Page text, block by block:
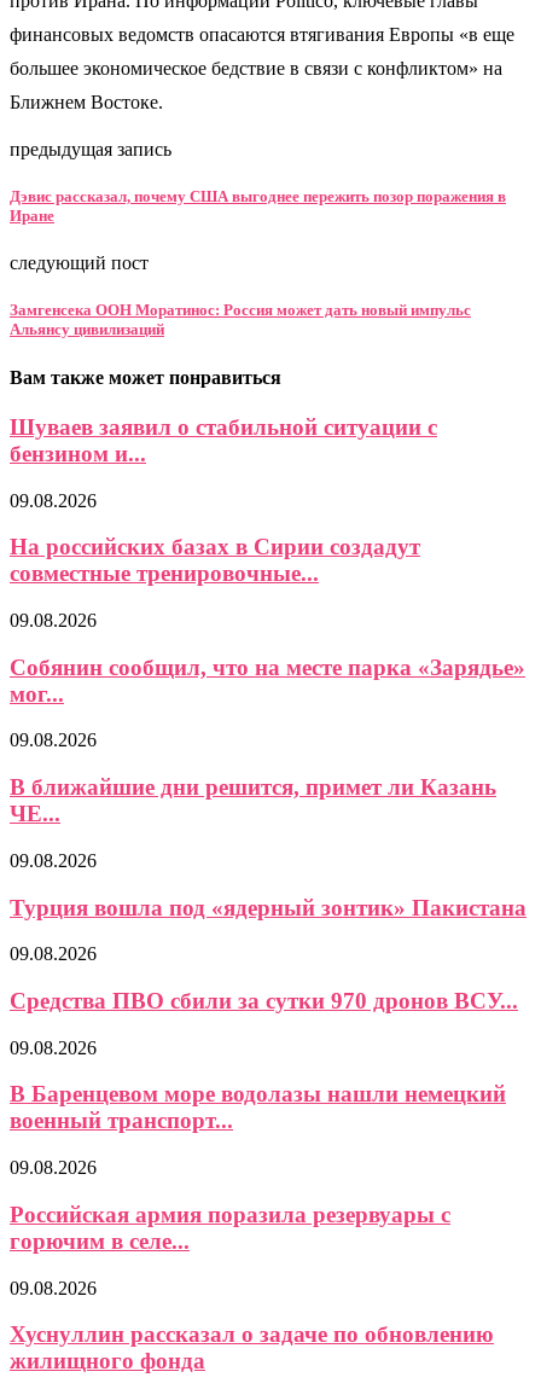
финансовых ведомств опасаются втягивания Европы «в еще
большее экономическое бедствие в связи с конфликтом» на
Ближнем Востоке.
предыдущая запись
Дэвис рассказал, почему США выгоднее пережить позор поражения в
Иране
следующий пост
Замгенсека ООН Моратинос: Россия может дать новый импульс
Альянсу цивилизаций
Вам также может понравиться
Шуваев заявил о стабильной ситуации с
бензином и...
09.08.2026
На российских базах в Сирии создадут
совместные тренировочные...
09.08.2026
Собянин сообщил, что на месте парка «Зарядье»
мог...
09.08.2026
В ближайшие дни решится, примет ли Казань
ЧЕ...
09.08.2026
Турция вошла под «ядерный зонтик» Пакистана
09.08.2026
Средства ПВО сбили за сутки 970 дронов ВСУ...
09.08.2026
В Баренцевом море водолазы нашли немецкий
военный транспорт...
09.08.2026
Российская армия поразила резервуары с
горючим в селе...
09.08.2026
Хуснуллин рассказал о задаче по обновлению
жилищного фонда